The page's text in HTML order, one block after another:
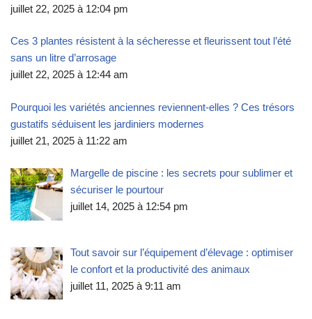
juillet 22, 2025 à 12:04 pm
Ces 3 plantes résistent à la sécheresse et fleurissent tout l’été
sans un litre d’arrosage
juillet 22, 2025 à 12:44 am
Pourquoi les variétés anciennes reviennent-elles ? Ces trésors
gustatifs séduisent les jardiniers modernes
juillet 21, 2025 à 11:22 am
Margelle de piscine : les secrets pour sublimer et
sécuriser le pourtour
juillet 14, 2025 à 12:54 pm
Tout savoir sur l’équipement d’élevage : optimiser
le confort et la productivité des animaux
juillet 11, 2025 à 9:11 am